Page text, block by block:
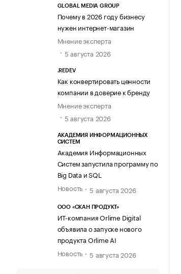
GLOBAL MEDIA GROUP
Почему в 2026 году бизнесу
нужен интернет-магазин
Мнение эксперта
5 августа 2026
.REDEV
Как конвертировать ценности
компании в доверие к бренду
Мнение эксперта
5 августа 2026
АКАДЕМИЯ ИНФОРМАЦИОННЫХ
СИСТЕМ
Академия Информационных
Систем запустила программу по
Big Data и SQL
Новость
5 августа 2026
ООО «СКАН ПРОДУКТ»
ИТ-компания Orlime Digital
объявила о запуске нового
продукта Orlime AI
Новость
5 августа 2026